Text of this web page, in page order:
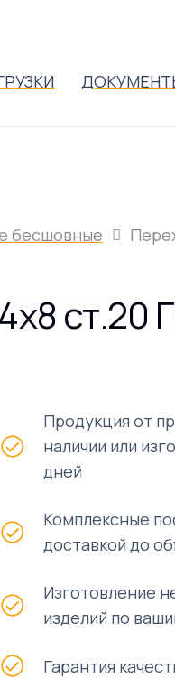
бесшовные
ст.20
Продукция от
наличии или
дней
Комплексные
доставкой до
Изготовление
изделий по
Гарантия